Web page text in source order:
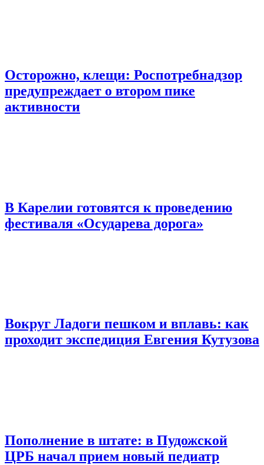
Осторожно, клещи: Роспотребнадзор
предупреждает о втором пике
активности
В Карелии готовятся к проведению
фестиваля «Осударева дорога»
Вокруг Ладоги пешком и вплавь: как
проходит экспедиция Евгения Кутузова
Пополнение в штате: в Пудожской
ЦРБ начал прием новый педиатр